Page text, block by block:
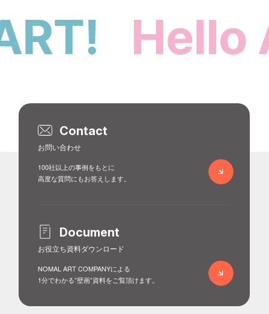
Contact
お問い合わせ
100社以上の事例をもとに
高度な質問にもお答えします。
Document
お役立ち資料ダウンロード
NOMAL ART COMPANYによる
1分でわかる”壁画”資料をご覧頂けます。